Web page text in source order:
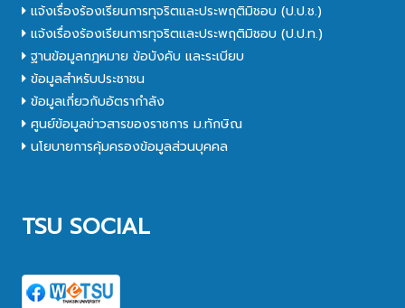
แจ้งเรื่องร้องเรียนการทุจริตและประพฤติมิชอบ (ป.ป.ช.)
แจ้งเรื่องร้องเรียนการทุจริตและประพฤติมิชอบ (ป.ป.ท.)
ฐานข้อมูลกฎหมาย ข้อบังคับ และระเบียบ
ข้อมูลสำหรับประชาชน
ข้อมูลเกี่ยวกับอัตรากำลัง
ศูนย์ข้อมูลข่าวสารของราชการ ม.ทักษิณ
นโยบายการคุ้มครองข้อมูลส่วนบุคคล
TSU SOCIAL